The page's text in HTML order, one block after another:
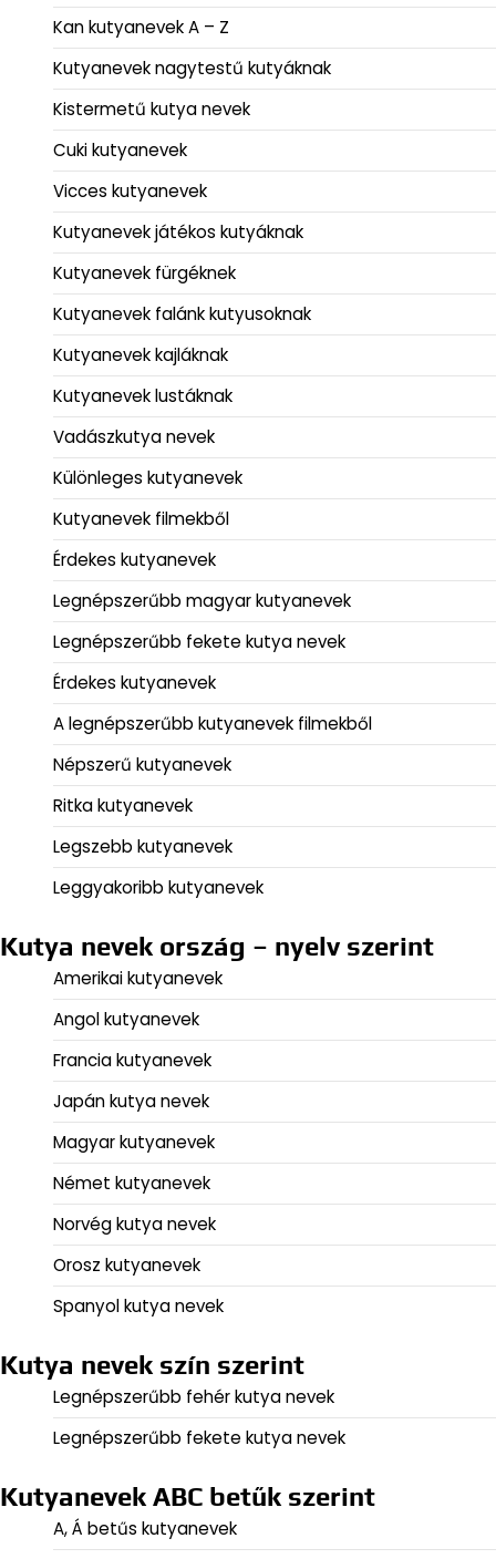
Kan kutyanevek A – Z
Kutyanevek nagytestű kutyáknak
Kistermetű kutya nevek
Cuki kutyanevek
Vicces kutyanevek
Kutyanevek játékos kutyáknak
Kutyanevek fürgéknek
Kutyanevek falánk kutyusoknak
Kutyanevek kajláknak
Kutyanevek lustáknak
Vadászkutya nevek
Különleges kutyanevek
Kutyanevek filmekből
Érdekes kutyanevek
Legnépszerűbb magyar kutyanevek
Legnépszerűbb fekete kutya nevek
Érdekes kutyanevek
A legnépszerűbb kutyanevek filmekből
Népszerű kutyanevek
Ritka kutyanevek
Legszebb kutyanevek
Leggyakoribb kutyanevek
Kutya nevek ország – nyelv szerint
Amerikai kutyanevek
Angol kutyanevek
Francia kutyanevek
Japán kutya nevek
Magyar kutyanevek
Német kutyanevek
Norvég kutya nevek
Orosz kutyanevek
Spanyol kutya nevek
Kutya nevek szín szerint
Legnépszerűbb fehér kutya nevek
Legnépszerűbb fekete kutya nevek
Kutyanevek ABC betűk szerint
A, Á betűs kutyanevek